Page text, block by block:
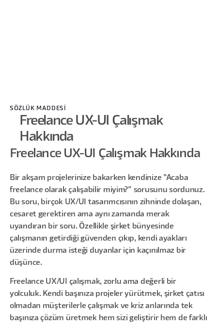
SÖZLÜK MADDESİ
Freelance UX-UI Çalışmak
Hakkında
Freelance UX-UI Çalışmak Hakkında
Bir akşam projelerinize bakarken kendinize "Acaba
freelance olarak çalışabilir miyim?" sorusunu sordunuz.
Bu soru, birçok UX/UI tasarımcısının zihninde dolaşan,
cesaret gerektiren ama aynı zamanda merak
uyandıran bir soru. Özellikle şirket bünyesinde
çalışmanın getirdiği güvenden çıkıp, kendi ayakları
üzerinde durma isteği duyanlar için kaçınılmaz bir
düşünce.
Freelance UX/UI çalışmak, zorlu ama değerli bir
yolculuk. Kendi başınıza projeler yürütmek, şirket çatısı
olmadan müşterilerle çalışmak ve kriz anlarında tek
başınıza çözüm üretmek hem sizi geliştirir hem de farklı